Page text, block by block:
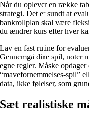
Når du oplever en række
strategi. Det er sundt at
bankrollplan skal være
du ændrer kurs efter hver
Lav en fast rutine for
Gennemgå dine spil, noter
egne regler. Måske
“mavefornemmelses-spil”
data, ikke følelser, som
Sæt realistiske